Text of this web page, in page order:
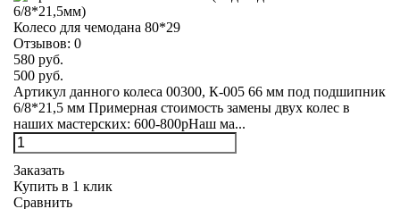
Колесо для чемодана 80*29
Отзывов: 0
580 руб.
500 руб.
Артикул данного колеса 00300, К-005 66 мм под подшипник
6/8*21,5 мм Примерная стоимость замены двух колес в
наших мастерских: 600-800рНаш ма...
Заказать
Купить в 1 клик
Сравнить